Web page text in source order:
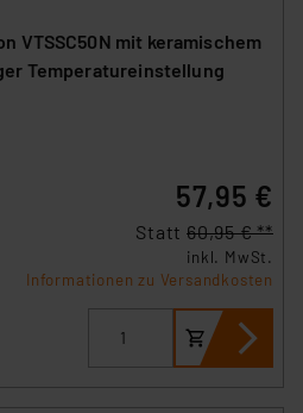
VTSSC50N mit keramischem
Temperatureinstellung
57,95 €
Statt 60,95 € **
inkl. MwSt.
Informationen zu Versandkosten